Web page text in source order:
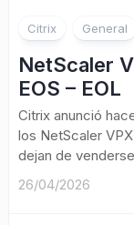
Citrix General
NetScaler
EOS – EOL
Citrix anunció
los NetScaler
dejan de
26/04/2026